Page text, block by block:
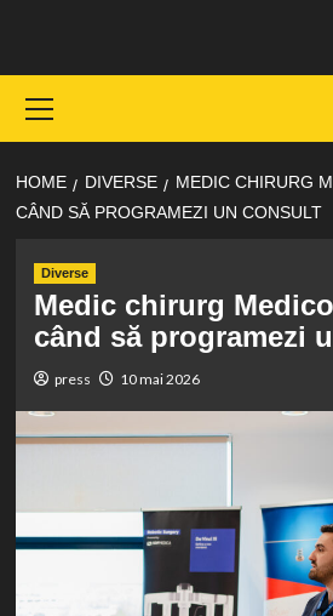
content
Menu
HOME DIVERSE
MEDIC CHIRURG
CÂND SĂ PROGRAMEZI UN CONSULT
Diverse
Medic chirurg
când să programezi
press 10 mai 2026